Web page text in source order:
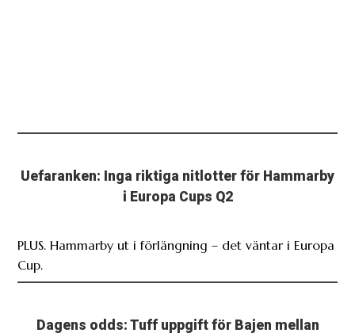
Uefaranken: Inga riktiga nitlotter för Hammarby
i Europa Cups Q2
PLUS. Hammarby ut i förlängning – det väntar i Europa
Cup.
Dagens odds: Tuff uppgift för Bajen mellan